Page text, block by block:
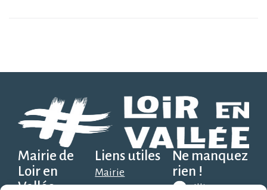
Mairie de
Loir en
Vallée
Liens utiles
Mairie
Ne manquez
rien !
Illiwap